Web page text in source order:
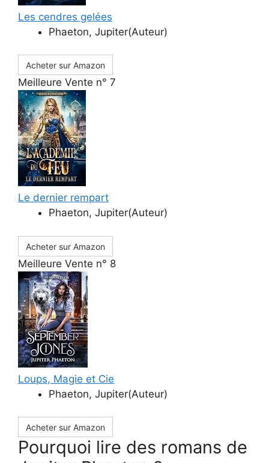
Les cendres gelées
Phaeton, Jupiter(Auteur)
Acheter sur Amazon
Meilleure Vente n° 7
Le dernier rempart
Phaeton, Jupiter(Auteur)
Acheter sur Amazon
Meilleure Vente n° 8
Loups, Magie et Cie
Phaeton, Jupiter(Auteur)
Acheter sur Amazon
Pourquoi lire des romans de